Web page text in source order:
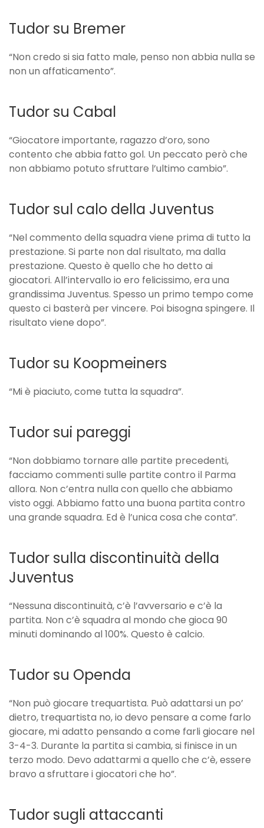
Tudor su Bremer
“Non credo si sia fatto male, penso non abbia nulla se
non un affaticamento”.
Tudor su Cabal
“Giocatore importante, ragazzo d’oro, sono
contento che abbia fatto gol. Un peccato però che
non abbiamo potuto sfruttare l’ultimo cambio”.
Tudor sul calo della Juventus
“Nel commento della squadra viene prima di tutto la
prestazione. Si parte non dal risultato, ma dalla
prestazione. Questo è quello che ho detto ai
giocatori. All’intervallo io ero felicissimo, era una
grandissima Juventus. Spesso un primo tempo come
questo ci basterà per vincere. Poi bisogna spingere. Il
risultato viene dopo”.
Tudor su Koopmeiners
“Mi è piaciuto, come tutta la squadra”.
Tudor sui pareggi
“Non dobbiamo tornare alle partite precedenti,
facciamo commenti sulle partite contro il Parma
allora. Non c’entra nulla con quello che abbiamo
visto oggi. Abbiamo fatto una buona partita contro
una grande squadra. Ed è l’unica cosa che conta”.
Tudor sulla discontinuità della
Juventus
“Nessuna discontinuità, c’è l’avversario e c’è la
partita. Non c’è squadra al mondo che gioca 90
minuti dominando al 100%. Questo è calcio.
Tudor su Openda
“Non può giocare trequartista. Può adattarsi un po’
dietro, trequartista no, io devo pensare a come farlo
giocare, mi adatto pensando a come farli giocare nel
3-4-3. Durante la partita si cambia, si finisce in un
terzo modo. Devo adattarmi a quello che c’è, essere
bravo a sfruttare i giocatori che ho”.
Tudor sugli attaccanti